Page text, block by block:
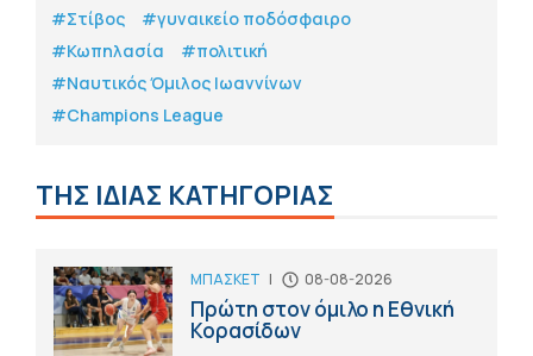
#Στίβος
#γυναικείο ποδόσφαιρο
#Κωπηλασία
#πολιτική
#Ναυτικός Όμιλος Ιωαννίνων
#Champions League
ΤΗΣ ΙΔΙΑΣ ΚΑΤΗΓΟΡΙΑΣ
ΜΠΑΣΚΕΤ | 08-08-2026
Πρώτη στον όμιλο η Εθνική
Κορασίδων